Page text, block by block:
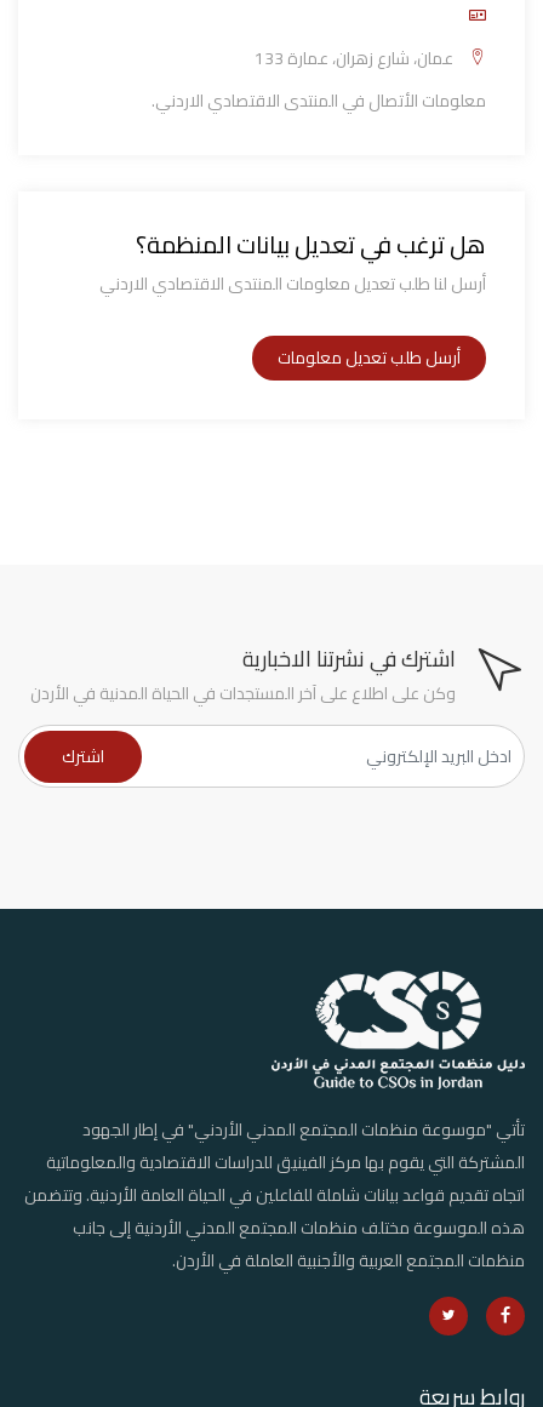
معلومات الأتصال في المنتدى الاقتصادي الاردني.
هل ترغب في تعديل بيانات المنظمة؟
أرسل لنا طلب تعديل معلومات المنتدى الاقتصادي الاردني
اشترك في نشرتنا الاخبارية
وكن على اطلاع على آخر المستجدات في الحياة المدنية في الأردن
تأتي "موسوعة منظمات المجتمع المدني الأردني" في إطار الجهود
المشتركة التي يقوم بها مركز الفينيق للدراسات الاقتصادية والمعلوماتية
اتجاه تقديم قواعد بيانات شاملة للفاعلين في الحياة العامة الأردنية. وتتضمن
هذه الموسوعة مختلف منظمات المجتمع المدني الأردنية إلى جانب
منظمات المجتمع العربية والأجنبية العاملة في الأردن.
روابط سريعة